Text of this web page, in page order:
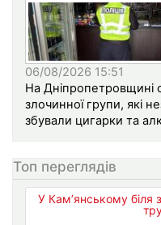
06/08/2026 15:51
На Дніпропетровщині
злочинної групи, які
збували цигарки та
Топ переглядів
У Кам’янському біля